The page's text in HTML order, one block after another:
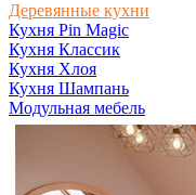
Деревянные кухни
Кухня Pin Magic
Кухня Классик
Кухня Хлоя
Кухня Шампань
Модульная мебель